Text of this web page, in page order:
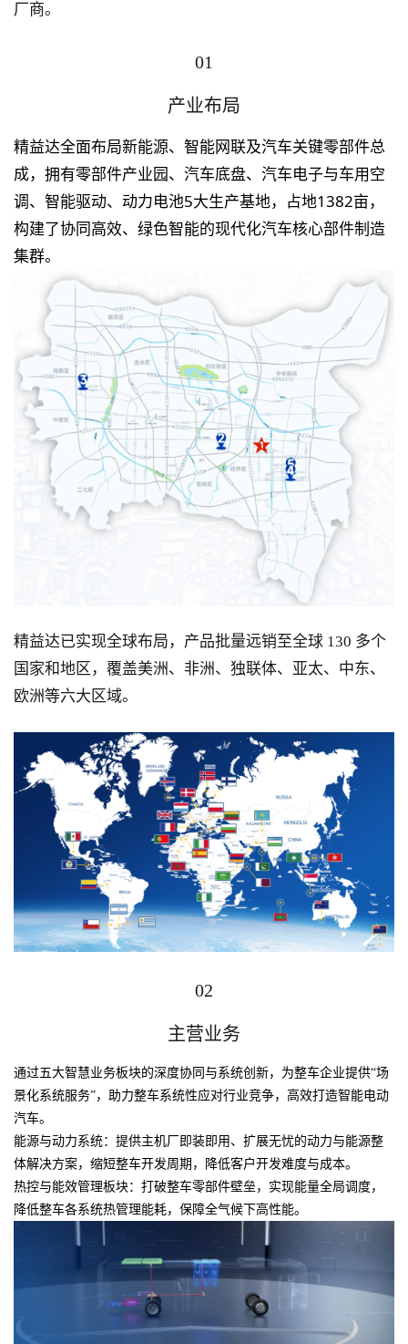
厂商。
01
产业布局
精益达全面布局新能源、智能网联及汽车关键零部件总
成，拥有零部件产业园、汽车底盘、汽车电子与车用空
调、智能驱动、动力电池5大生产基地，占地1382亩，
构建了协同高效、绿色智能的现代化汽车核心部件制造
集群。
精益达已实现全球布局，产品批量远销至全球 130 多个
国家和地区，覆盖美洲、非洲、独联体、亚太、中东、
欧洲等六大区域。
02
主营业务
通过五大智慧业务板块的深度协同与系统创新，为整车企业提供“场
景化系统服务”，助力整车系统性应对行业竞争，高效打造智能电动
汽车。
能源与动力系统：提供主机厂即装即用、扩展无忧的动力与能源整
体解决方案，缩短整车开发周期，降低客户开发难度与成本。
热控与能效管理板块：打破整车零部件壁垒，实现能量全局调度，
降低整车各系统热管理能耗，保障全气候下高性能。